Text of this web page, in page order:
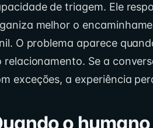
de triagem. Ele
melhor o
O problema aparece
relacionamento. Se a
exceções, a experiência
o